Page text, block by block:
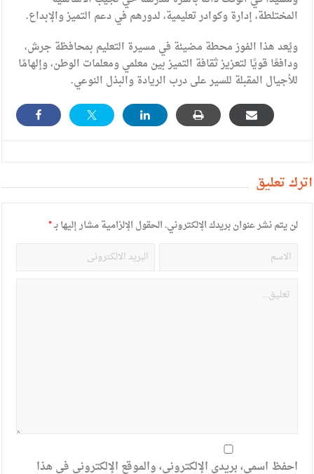
المختلطة، إدارة وكوادر تعليمية، لدورهم في دعم التميز والإبداع.
ويُعد هذا الفوز محطة مضيئة في مسيرة التعليم بمحافظة جرش،
ودافعًا قويًا لتعزيز ثقافة التميز بين معلمي ومعلمات الوطن، وإلهامًا
للأجيال المقبلة للسير على درب الريادة والبذل النوعي.
أترك تعليق
لن يتم نشر عنوان بريدك الإلكتروني.الحقول الإلزامية مشار إليها بـ*
احفظ اسمي، بريدي الإلكتروني، والموقع الإلكتروني في هذا